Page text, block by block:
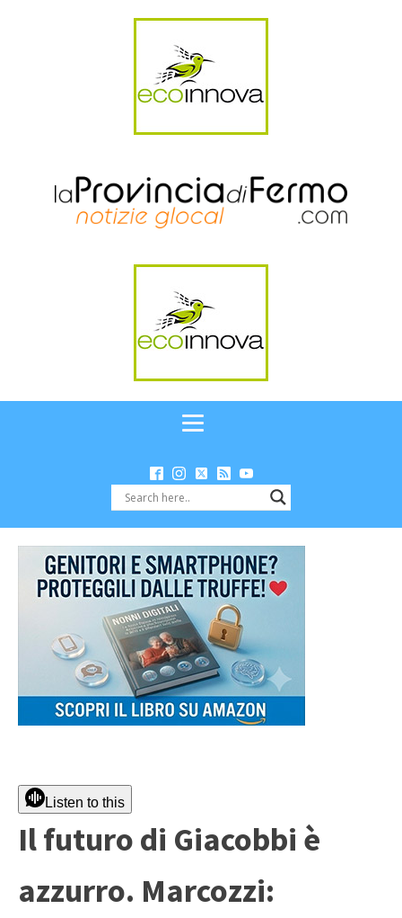
Listen to this
Il futuro di Giacobbi è
azzurro. Marcozzi: